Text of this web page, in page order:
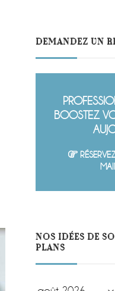
DEMANDEZ UN
BOOSTEZ
NOS IDÉES DE
PLANS